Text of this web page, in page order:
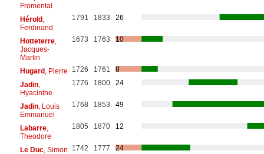
Fromental
Hérold,
Ferdinand
1791 1833 26
Hotteterre,
Jacques-
Martin
1673 1763 10
Hugard, Pierre 1726 1761
8
Jadin,
Hyacinthe
1776 1800 24
Jadin, Louis
Emmanuel
1768 1853 49
Labarre,
Theodore
1805 1870 12
Le Duc, Simon 1742 1777
24